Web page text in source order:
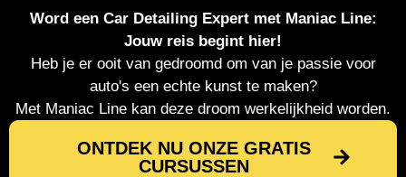
Word een Car Detailing Expert met Maniac Line:
Jouw reis begint hier!
Heb je er ooit van gedroomd om van je passie voor
auto's een echte kunst te maken?
Met Maniac Line kan deze droom werkelijkheid worden.
ONTDEK NU ONZE GRATIS
CURSUSSEN